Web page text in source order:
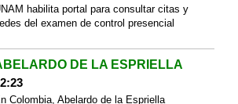
habilita portal para consultar citas y
del examen de control presencial
DE LA ESPRIELLA
Colombia, Abelardo de la Espriella